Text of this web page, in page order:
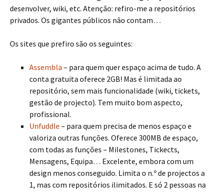
desenvolver, wiki, etc. Atenção: refiro-me a repositórios
privados. Os gigantes públicos não contam…
Os sites que prefiro são os seguintes:
Assembla – para quem quer espaço acima de tudo. A
conta gratuita oferece 2GB! Mas é limitada ao
repositório, sem mais funcionalidade (wiki, tickets,
gestão de projecto). Tem muito bom aspecto,
profissional.
Unfuddle – para quem precisa de menos espaço e
valoriza outras funções. Oferece 300MB de espaço,
com todas as funções – Milestones, Tickects,
Mensagens, Equipa… Excelente, embora com um
design menos conseguido. Limita o n.º de projectos a
1, mas com repositórios ilimitados. E só 2 pessoas na